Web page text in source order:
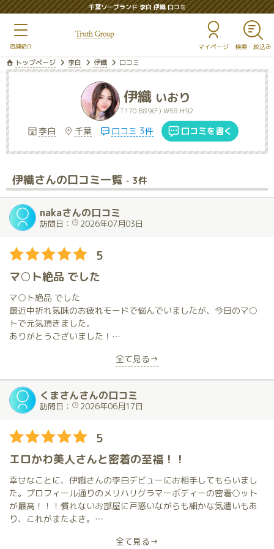
千葉ソープランド 李白 伊織 口コミ
マイページ
トップページ 李白 伊織 口コミ
伊織 いおり
T170 B89(F) W58 H92
李白 千葉 口コミ 3件 口コミを書く
伊織さんの口コミ一覧 - 3件
nakaさんの口コミ
訪問日： 2026年07月03日
5
マ○ト絶品 でした
マ○ト絶品 でした
最近中折れ気味のお疲れモードで悩んでいましたが、今日のマ○
トで元気頂きました。
ありがとうございました！
伊織さんとは相性もよかったみたいで、
た。
時間足りなかったです、もっといち〇いち〇ぬるぬるぱ〇ぱんし
たかったです。
また、お願いいたします。
全て見る→
くまさんさんの口コミ
訪問日： 2026年06月17日
5
エロかわ美人さんと密着の至福！！
幸せなことに、伊織さんの李白デビューにお相手してもらいまし
た。プロフィール通りのメリハリグラマーボディーの密着○ット
が最高！！！慣れないお部屋に戸惑いながらも細かな気遣いもあ
り、これがまたよき。
全て見る→